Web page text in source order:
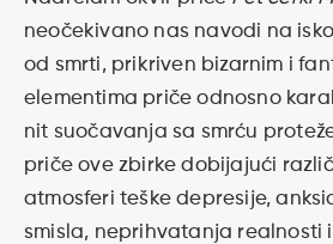
neočekivano nas navodi na
od smrti, prikriven bizarnim i
elementima priče odnosno
nit suočavanja sa smrću
priče ove zbirke dobijajući
atmosferi teške depresije,
smisla, neprihvatanja realnosti